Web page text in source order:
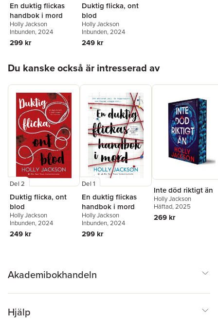
En duktig flickas
handbok i mord
Holly Jackson
Inbunden, 2024
299 kr
Duktig flicka, ont
blod
Holly Jackson
Inbunden, 2024
249 kr
Du kanske också är intresserad av
Del 2
Duktig flicka, ont
blod
Holly Jackson
Inbunden, 2024
249 kr
Del 1
En duktig flickas
handbok i mord
Holly Jackson
Inbunden, 2024
299 kr
Inte död riktigt än
Holly Jackson
Häftad, 2025
269 kr
Akademibokhandeln
Hjälp